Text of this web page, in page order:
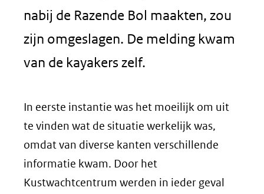
nabij de Razende Bol maakten, zou
zijn omgeslagen. De melding kwam
van de kayakers zelf.
In eerste instantie was het moeilijk om uit
te vinden wat de situatie werkelijk was,
omdat van diverse kanten verschillende
informatie kwam. Door het
Kustwachtcentrum werden in ieder geval